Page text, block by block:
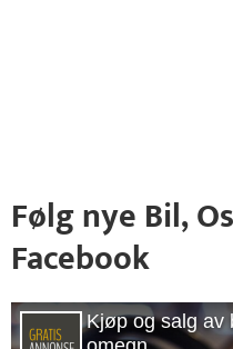
Følg nye Bil,
Facebook
Kjøp og salg av